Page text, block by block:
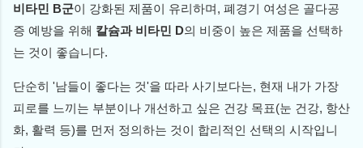
비타민 B군이 강화된 제품이 유리하며, 폐경기 여성은 골다공
증 예방을 위해 칼슘과 비타민 D의 비중이 높은 제품을 선택하
는 것이 좋습니다.
단순히 '남들이 좋다는 것'을 따라 사기보다는, 현재 내가 가장
피로를 느끼는 부분이나 개선하고 싶은 건강 목표(눈 건강, 항산
화, 활력 등)를 먼저 정의하는 것이 합리적인 선택의 시작입니